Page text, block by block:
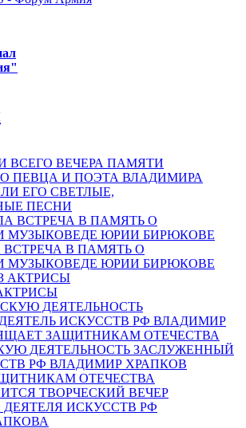
ВСЕГО ВЕЧЕРА ПАМЯТИ
ПЕВЦА И ПОЭТА ВЛАДИМИРА
ЕГО СВЕТЛЫЕ,
ПЕСНИ
В ПАМЯТЬ О
МУЗЫКОВЕДЕ ЮРИИ БИРЮКОВЕ
ДЕЯТЕЛЬНОСТЬ ЗАСЛУЖЕННЫЙ
РФ ВЛАДИМИР ХРАПКОВ
ОТЕЧЕСТВА